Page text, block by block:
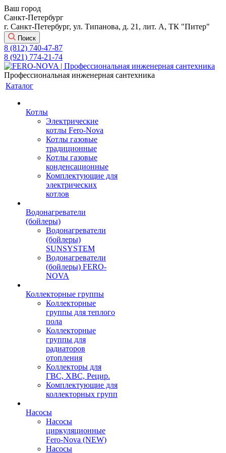
Ваш город
Санкт-Петербург
г. Санкт-Петербург, ул. Типанова, д. 21, лит. А, ТК "Питер"
Поиск
8 (812) 740-47-87
8 (921) 774-21-74
Профессиональная инженерная сантехника
Каталог
Котлы
Электрические
котлы Fero-Nova
Котлы газовые
традиционные
Котлы газовые
конденсационные
Комплектующие для
электрических
котлов
Водонагреватели
(бойлеры)
Водонагреватели
(бойлеры)
SUNSYSTEM
Водонагреватели
(бойлеры) FERO-
NOVA
Коллекторные группы
Коллекторные
группы для теплого
пола
Коллекторные
группы для
радиаторов
отопления
Коллекторы для
ГВС, ХВС, Рецир.
Комплектующие для
коллекторных групп
Насосы
Насосы
циркуляционные
Fero-Nova (NEW)
Насосы